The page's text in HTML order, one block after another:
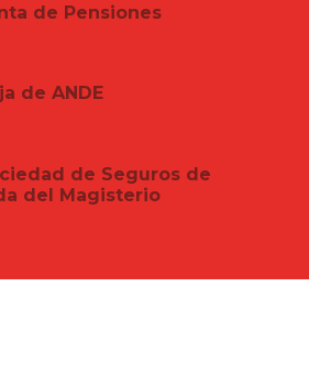
de Pensiones
de ANDE
de Seguros de
del Magisterio